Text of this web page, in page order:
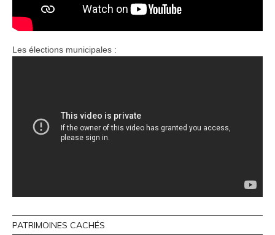
Les élections municipales :
PATRIMOINES CACHÉS